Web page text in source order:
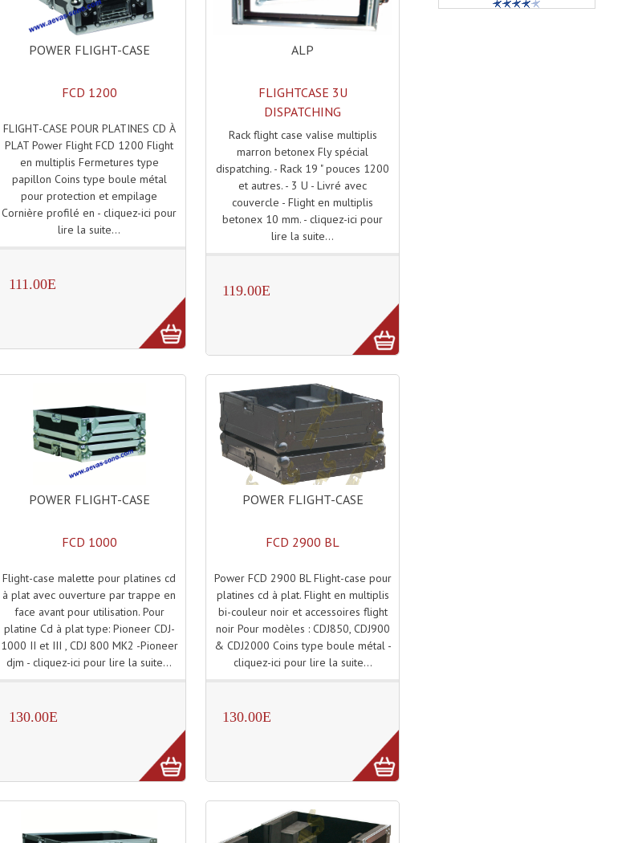
POWER FLIGHT-CASE
FCD 1200
FLIGHT-CASE POUR PLATINES CD À
PLAT Power Flight FCD 1200 Flight
en multiplis Fermetures type
papillon Coins type boule métal
pour protection et empilage
Cornière profilé en - cliquez-ici pour
lire la suite...
111.00E
ALP
FLIGHTCASE 3U
DISPATCHING
Rack flight case valise multiplis
marron betonex Fly spécial
dispatching. - Rack 19 " pouces 1200
et autres. - 3 U - Livré avec
couvercle - Flight en multiplis
betonex 10 mm. - cliquez-ici pour
lire la suite...
119.00E
POWER FLIGHT-CASE
FCD 1000
Flight-case malette pour platines cd
à plat avec ouverture par trappe en
face avant pour utilisation. Pour
platine Cd à plat type: Pioneer CDJ-
1000 II et III , CDJ 800 MK2 -Pioneer
djm - cliquez-ici pour lire la suite...
130.00E
POWER FLIGHT-CASE
FCD 2900 BL
Power FCD 2900 BL Flight-case pour
platines cd à plat. Flight en multiplis
bi-couleur noir et accessoires flight
noir Pour modèles : CDJ850, CDJ900
& CDJ2000 Coins type boule métal -
cliquez-ici pour lire la suite...
130.00E